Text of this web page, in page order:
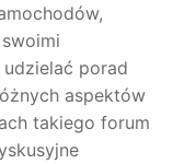
porad
aspektów
takiego forum